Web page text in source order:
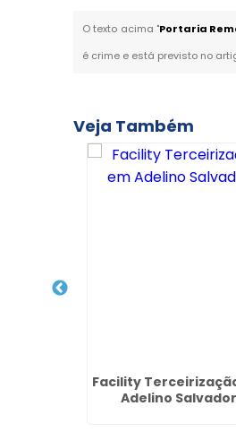
O texto acima "Portaria
é crime e está previsto no
Veja Também
Facility
Adelino Salvador